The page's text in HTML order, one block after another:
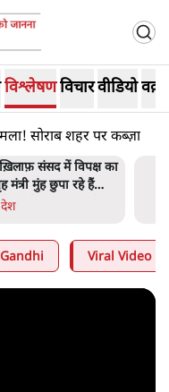
विश्लेषणविचारवीडियो
सोराब शहर पर कब्ज़ा
संसद में विपक्ष का
मंत्री मुंह छुपा रहे हैं
छात्रों के गुनहगार हैं'
देश
Viral Video